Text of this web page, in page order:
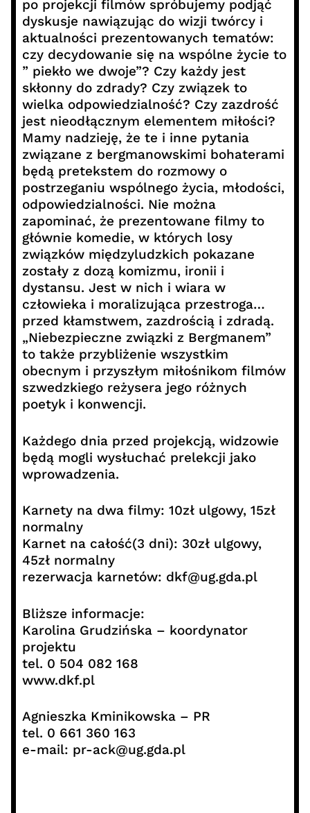
po projekcji filmów spróbujemy podjąć
dyskusje nawiązując do wizji twórcy i
aktualności prezentowanych tematów:
czy decydowanie się na wspólne życie to
” piekło we dwoje”? Czy każdy jest
skłonny do zdrady? Czy związek to
wielka odpowiedzialność? Czy zazdrość
jest nieodłącznym elementem miłości?
Mamy nadzieję, że te i inne pytania
związane z bergmanowskimi bohaterami
będą pretekstem do rozmowy o
postrzeganiu wspólnego życia, młodości,
odpowiedzialności. Nie można
zapominać, że prezentowane filmy to
głównie komedie, w których losy
związków międzyludzkich pokazane
zostały z dozą komizmu, ironii i
dystansu. Jest w nich i wiara w
człowieka i moralizująca przestroga…
przed kłamstwem, zazdrością i zdradą.
„Niebezpieczne związki z Bergmanem”
to także przybliżenie wszystkim
obecnym i przyszłym miłośnikom filmów
szwedzkiego reżysera jego różnych
poetyk i konwencji.
Każdego dnia przed projekcją, widzowie
będą mogli wysłuchać prelekcji jako
wprowadzenia.
Karnety na dwa filmy: 10zł ulgowy, 15zł
normalny
Karnet na całość(3 dni): 30zł ulgowy,
45zł normalny
rezerwacja karnetów: dkf@ug.gda.pl
Bliższe informacje:
Karolina Grudzińska – koordynator
projektu
tel. 0 504 082 168
www.dkf.pl
Agnieszka Kminikowska – PR
tel. 0 661 360 163
e-mail: pr-ack@ug.gda.pl